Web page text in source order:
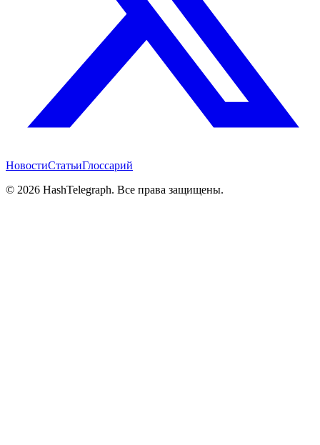
НовостиСтатьиГлоссарий
© 2026 HashTelegraph. Все права защищены.